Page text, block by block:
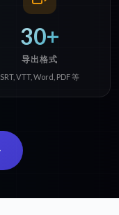
30+
导出格式
SRT, VTT, Word, PDF 等